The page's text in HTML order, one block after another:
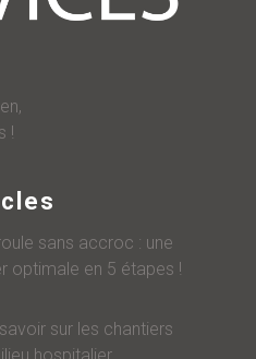
!
sans accroc : une
optimale en 5 étapes !
sur les chantiers
hospitalier